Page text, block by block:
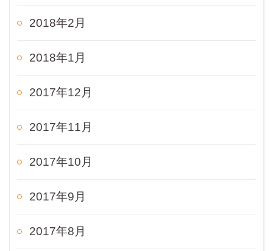
2018年2月
2018年1月
2017年12月
2017年11月
2017年10月
2017年9月
2017年8月